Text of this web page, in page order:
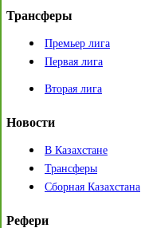
Трансферы
Премьер лига
Первая лига
Вторая лига
Новости
В Казахстане
Трансферы
Сборная Казахстана
Рефери